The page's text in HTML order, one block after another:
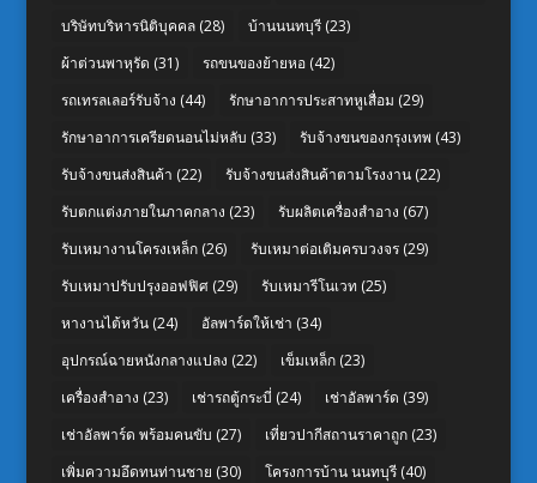
บริษัทบริหารนิติบุคคล(28) บ้านนนทบุรี(23)
ผ้าต่วนพาหุรัด (31) รถขนของย้ายหอ(42)
รถเทรลเลอร์รับจ้าง (44) รักษาอาการประสาทหูเสื่อม (29)
รักษาอาการเครียดนอนไม่หลับ (33) รับจ้างขนของกรุงเทพ (43)
รับจ้างขนส่งสินค้า (22) รับจ้างขนส่งสินค้าตามโรงงาน(22)
รับตกแต่งภายในภาคกลาง (23) รับผลิตเครื่องสำอาง (67)
รับเหมางานโครงเหล็ก(26) รับเหมาต่อเติมครบวงจร(29)
รับเหมาปรับปรุงออฟฟิศ(29) รับเหมารีโนเวท (25)
หางานไต้หวัน(24) อัลพาร์ดให้เช่า (34)
อุปกรณ์ฉายหนังกลางแปลง (22) เข็มเหล็ก(23)
เครื่องสำอาง (23) เช่ารถตู้กระบี่ (24) เช่าอัลพาร์ด (39)
เช่าอัลพาร์ด พร้อมคนขับ (27) เที่ยวปากีสถานราคาถูก(23)
เพิ่มความอึดทนท่านชาย (30) โครงการบ้าน นนทบุรี(40)